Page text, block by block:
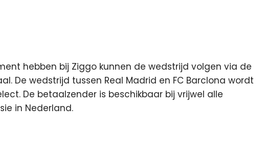
hebben bij Ziggo kunnen de wedstrijd volgen via de
De wedstrijd tussen Real Madrid en FC Barclona wordt
De betaalzender is beschikbaar bij vrijwel alle
in Nederland.